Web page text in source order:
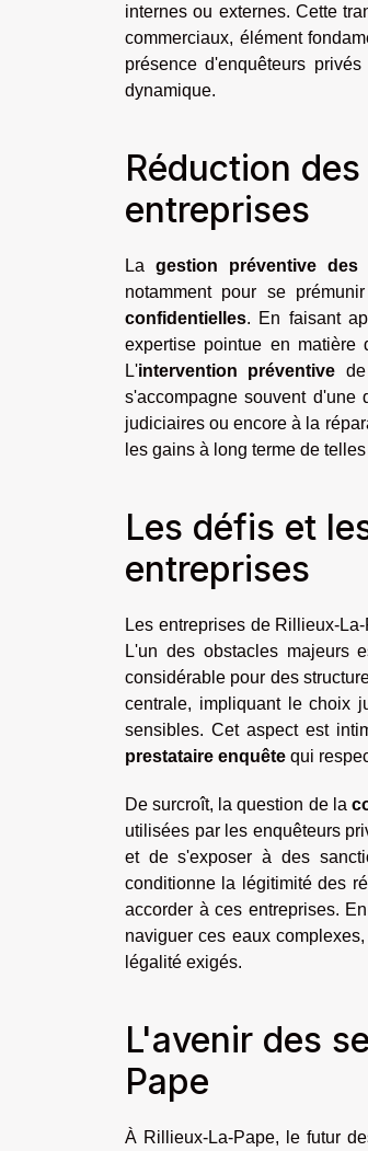
internes ou externes. Cette
commerciaux, élément
présence d'enquêteurs
dynamique.
Réduction
entreprises
La gestion préventive des
notamment pour se
confidentielles. En faisant
expertise pointue en matière
L'intervention préventive
s'accompagne souvent
judiciaires ou encore à la
les gains à long terme de
Les défis et
entreprises
Les entreprises de Rillieux-
L'un des obstacles majeurs
considérable pour des
centrale, impliquant le choix
sensibles. Cet aspect est
prestataire enquête qui
De surcroît, la question de la
utilisées par les enquêteurs
et de s'exposer à des
conditionne la légitimité des
accorder à ces entreprises.
naviguer ces eaux
légalité exigés.
L'avenir des
Pape
À Rillieux-La-Pape, le futur